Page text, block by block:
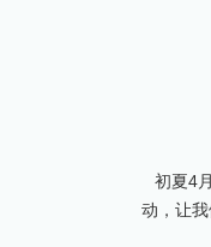
初夏4
动，让